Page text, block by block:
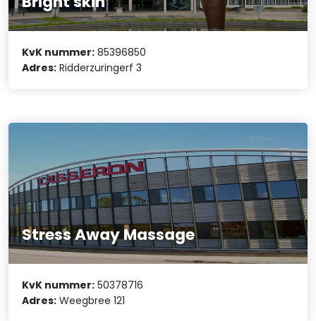
KvK nummer: 85396850
Adres: Ridderzuringerf 3
Stress Away Massage
KvK nummer: 50378716
Adres: Weegbree 121